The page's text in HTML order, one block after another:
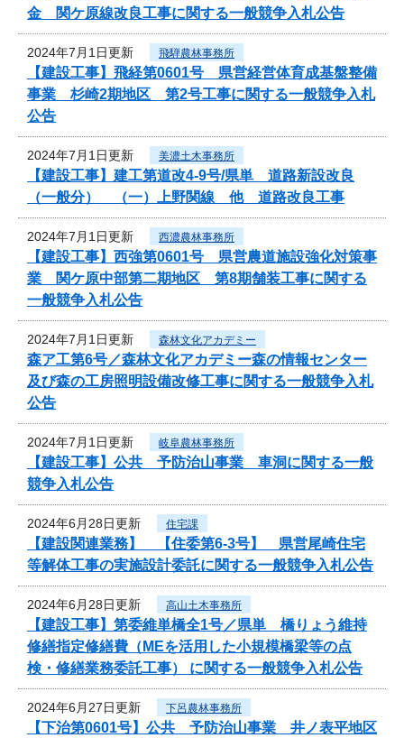
金 関ケ原線改良工事に関する一般競争入札公告
2024年7月1日更新 飛騨農林事務所
【建設工事】飛経第0601号 県営経営体育成基盤整備
事業 杉崎2期地区 第2号工事に関する一般競争入札
公告
2024年7月1日更新 美濃土木事務所
【建設工事】建工第道改4-9号/県単 道路新設改良
（一般分） （一）上野関線 他 道路改良工事
2024年7月1日更新 西濃農林事務所
【建設工事】西強第0601号 県営農道施設強化対策事
業 関ケ原中部第二期地区 第8期舗装工事に関する
一般競争入札公告
2024年7月1日更新 森林文化アカデミー
森ア工第6号／森林文化アカデミー森の情報センター
及び森の工房照明設備改修工事に関する一般競争入札
公告
2024年7月1日更新 岐阜農林事務所
【建設工事】公共 予防治山事業 車洞に関する一般
競争入札公告
2024年6月28日更新 住宅課
【建設関連業務】 【住委第6-3号】 県営尾崎住宅
等解体工事の実施設計委託に関する一般競争入札公告
2024年6月28日更新 高山土木事務所
【建設工事】第委維単橋全1号／県単 橋りょう維持
修繕指定修繕費（MEを活用した小規模橋梁等の点
検・修繕業務委託工事） に関する一般競争入札公告
2024年6月27日更新 下呂農林事務所
【下治第0601号】公共 予防治山事業 井ノ表平地区